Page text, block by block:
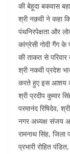
की बेहूदा बकवास
श्री नक़वी ने कहा
पंथनिरपेक्षता और
कांग्रेसी गोदी गैंग
की ताकत से
श्री नकवी प्रदेश
करते हुए इस आशय
श्री प्रदीप कुमार
परमानंद रिषिदेव,
नगर अध्यक्ष संजय
रामनाथ सिंह, जिला
प्रभारी रोहित